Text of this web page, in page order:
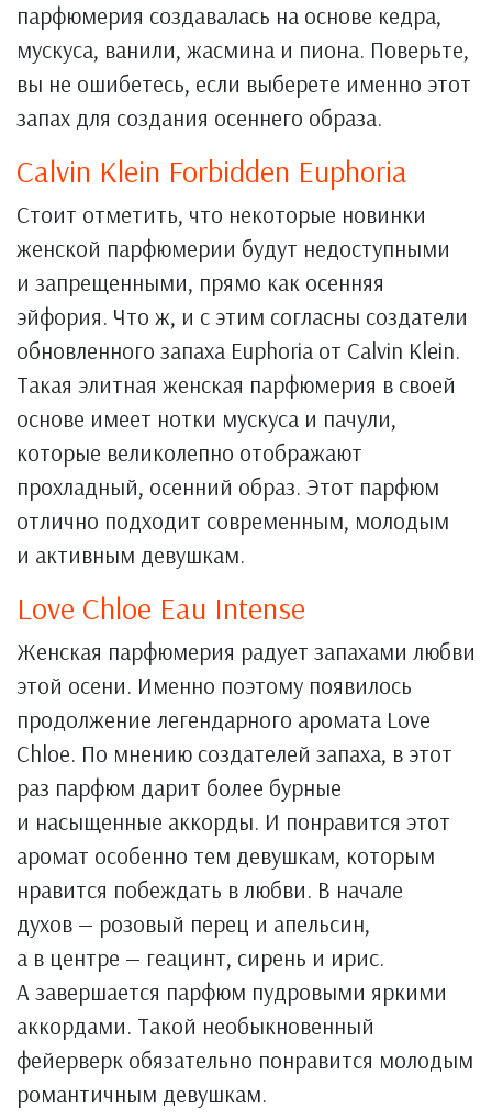
парфюмерия создавалась на основе кедра,
мускуса, ванили, жасмина и пиона. Поверьте,
вы не ошибетесь, если выберете именно этот
запах для создания осеннего образа.
Calvin Klein Forbidden Euphoria
Стоит отметить, что некоторые новинки
женской парфюмерии будут недоступными
и запрещенными, прямо как осенняя
эйфория. Что ж, и с этим согласны создатели
обновленного запаха Euphoria от Calvin Klein.
Такая элитная женская парфюмерия в своей
основе имеет нотки мускуса и пачули,
которые великолепно отображают
прохладный, осенний образ. Этот парфюм
отлично подходит современным, молодым
и активным девушкам.
Love Chloe Eau Intense
Женская парфюмерия радует запахами любви
этой осени. Именно поэтому появилось
продолжение легендарного аромата Love
Chloe. По мнению создателей запаха, в этот
раз парфюм дарит более бурные
и насыщенные аккорды. И понравится этот
аромат особенно тем девушкам, которым
нравится побеждать в любви. В начале
духов — розовый перец и апельсин,
а в центре — геацинт, сирень и ирис.
А завершается парфюм пудровыми яркими
аккордами. Такой необыкновенный
фейерверк обязательно понравится молодым
романтичным девушкам.